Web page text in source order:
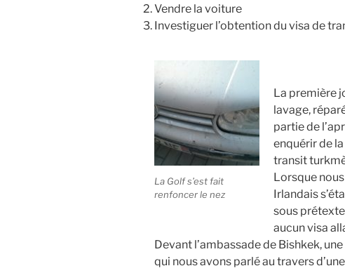
Vendre la voiture
Investiguer l’obtention du visa de
La Golf s’est fait
renfoncer le nez
La première
lavage,
partie de
enquérir de
transit
Lorsque
Irlandais
sous prétexte
aucun visa
Devant l’ambassade de Bishkek,
qui nous avons parlé au travers